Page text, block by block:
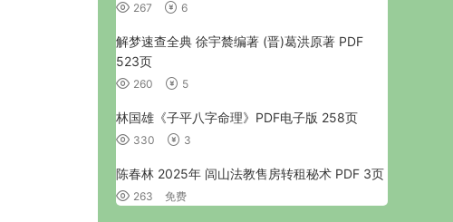
267 6
解梦速查全典 徐宇辳编著 (晋)葛洪原著 PDF
523页
260 5
林国雄《子平八字命理》PDF电子版 258页
330 3
陈春林 2025年 闾山法教售房转租秘术 PDF 3页
263 免费